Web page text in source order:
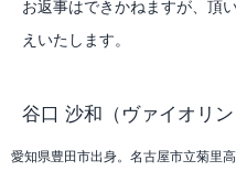
お返事はできかねますが、頂
えいたします。
谷口 沙和 （ヴァイオリン
愛知県豊田市出身。名古屋市立菊里